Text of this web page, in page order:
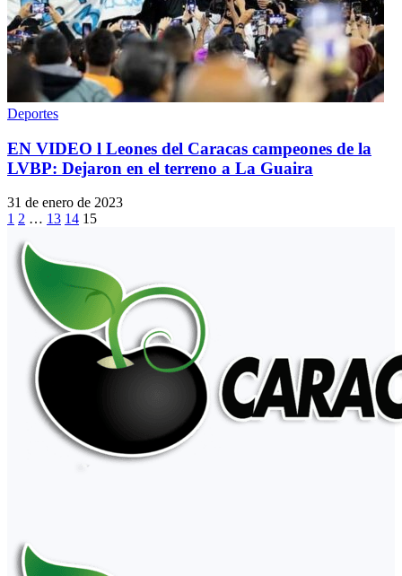
Deportes
EN VIDEO l Leones del Caracas campeones de la
LVBP: Dejaron en el terreno a La Guaira
31 de enero de 2023
1 2 … 13 14 15